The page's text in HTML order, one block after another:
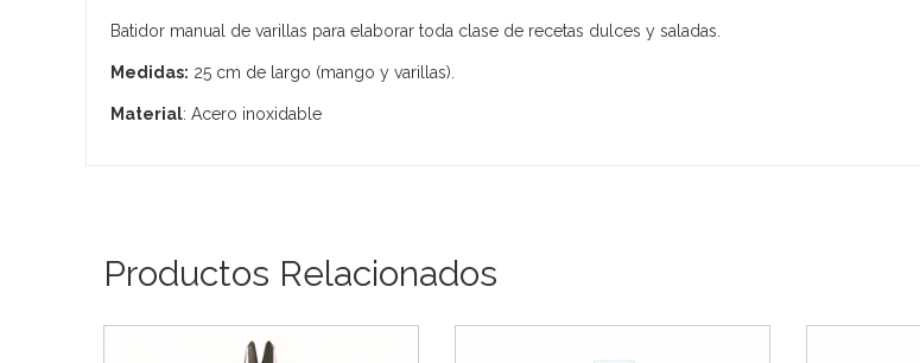
Batidor manual de varillas para elaborar toda clase de recetas dulces y saladas.
Medidas: 25 cm de largo (mango y varillas).
Material: Acero inoxidable
Productos Relacionados